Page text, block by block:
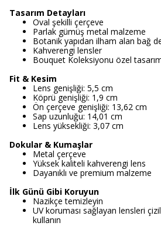
Tasarım Detayları
Oval şekilli çerçeve
Parlak gümüş metal malzeme
Botanik yapıdan ilham alan bağ
Kahverengi lensler
Bouquet Koleksiyonu özel
Fit & Kesim
Lens genişliği: 5,5 cm
Köprü genişliği: 1,9 cm
Ön çerçeve genişliği: 13,62 cm
Sap uzunluğu: 14,01 cm
Lens yüksekliği: 3,07 cm
Dokular & Kumaşlar
Metal çerçeve
Yüksek kaliteli kahverengi lens
Dayanıklı ve premium malzeme
İlk Günü Gibi Koruyun
Nazikçe temizleyin
UV koruması sağlayan lensleri
kullanın